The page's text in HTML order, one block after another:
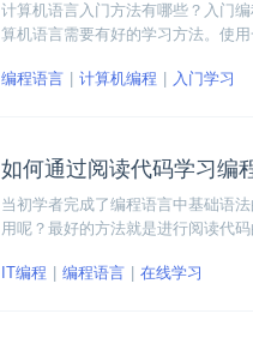
计算机语言入门方法有哪些？入门
算机语言需要有好的学习方法。使
编程语言
计算机编程 入门学习
如何通过阅读代码学习编
当初学者完成了编程语言中基础语
用呢？最好的方法就是进行阅读代
IT编程
编程语言 在线学习